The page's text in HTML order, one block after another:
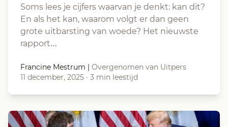
Soms lees je cijfers waarvan je denkt: kan dit?
En als het kan, waarom volgt er dan geen
grote uitbarsting van woede? Het nieuwste
rapport…
Francine Mestrum | Overgenomen van Uitpers
11 december, 2025 · 3 min leestijd